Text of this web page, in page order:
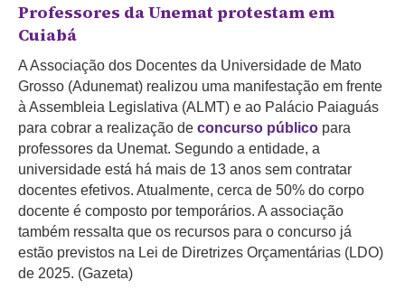
Professores da Unemat protestam em
Cuiabá
A Associação dos Docentes da Universidade de Mato
Grosso (Adunemat) realizou uma manifestação em frente
à Assembleia Legislativa (ALMT) e ao Palácio Paiaguás
para cobrar a realização de concurso público para
professores da Unemat. Segundo a entidade, a
universidade está há mais de 13 anos sem contratar
docentes efetivos. Atualmente, cerca de 50% do corpo
docente é composto por temporários. A associação
também ressalta que os recursos para o concurso já
estão previstos na Lei de Diretrizes Orçamentárias (LDO)
de 2025. (Gazeta)